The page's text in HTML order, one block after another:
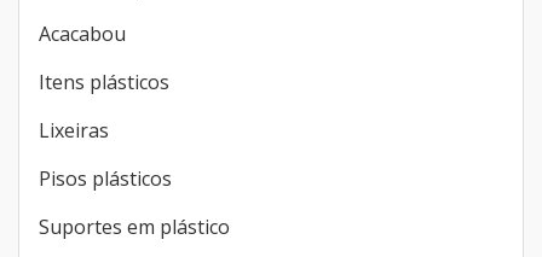
Acacabou
Itens plásticos
Lixeiras
Pisos plásticos
Suportes em plástico